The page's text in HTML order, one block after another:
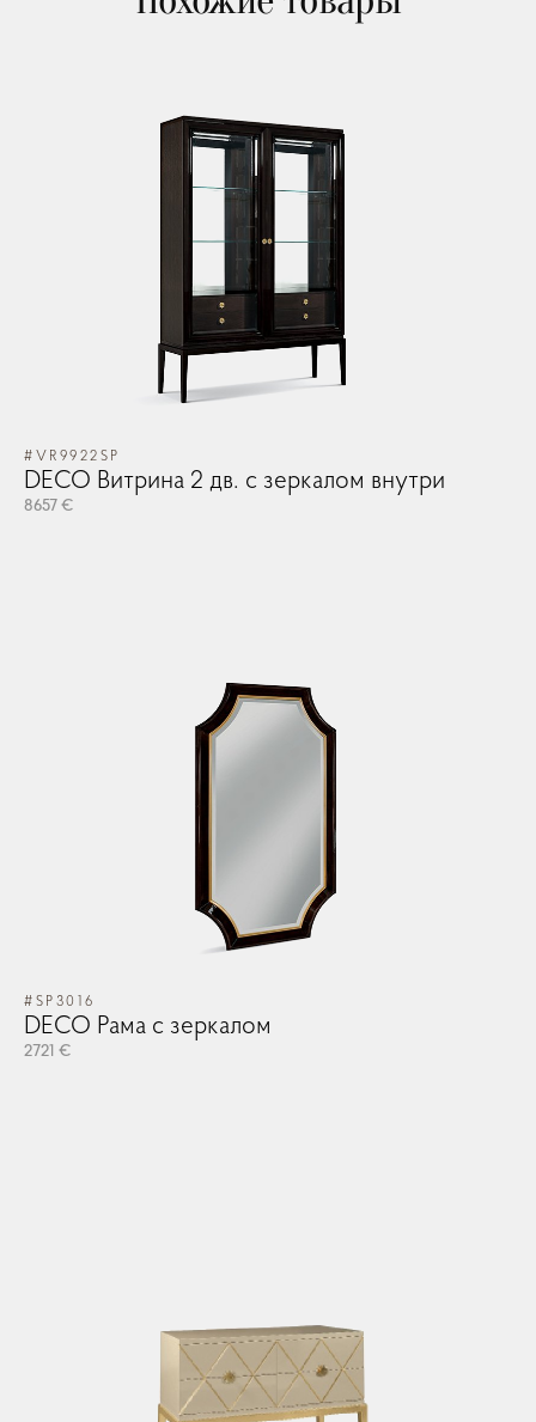
Прочие аксесcуары
#VR9922SP
DECO Витрина 2 дв. с зеркалом внутри
8657 €
#SP3016
DECO Рама с зеркалом
2721 €